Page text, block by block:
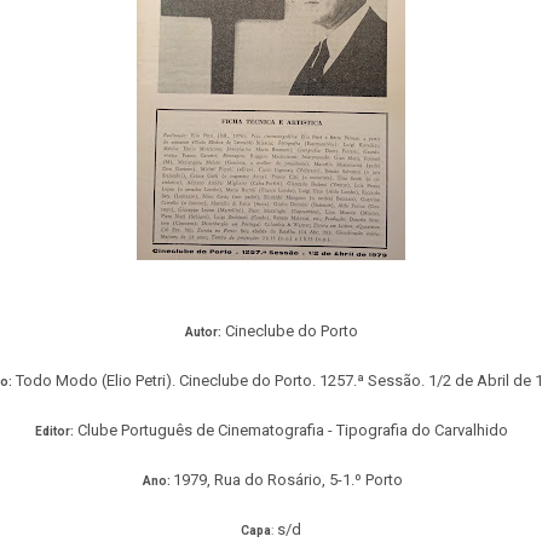
Autor: Cineclube do Porto
Todo Modo (Elio Petri). Cineclube do Porto. 1257.ª Sessão. 1/2 de Abril de
Editor: Clube Português de Cinematografia - Tipografia do Carvalhido
Ano: 1979 , Rua do Rosário, 5-1.º Porto
Capa: s/d